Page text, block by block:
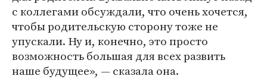
с коллегами обсуждали, что очень хочется,
чтобы родительскую сторону тоже не
упускали. Ну и, конечно, это просто
возможность большая для всех развить
наше будущее», — сказала она.